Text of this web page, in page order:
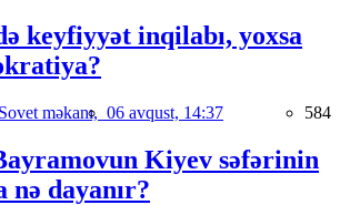
keyfiyyət inqilabı, yoxsa
məkanı, 06 avqust, 14:37 584
Kiyev səfərinin
nə dayanır?